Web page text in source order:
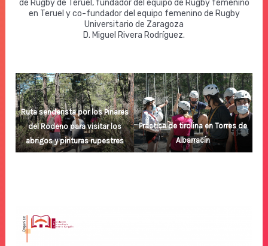
de Rugby de Teruel, fundador del equipo de Rugby femenino
en Teruel y co-fundador del equipo femenino de Rugby
Universitario de Zaragoza
D. Miguel Rivera Rodríguez.
Ruta senderista por los Pinares
del Rodeno para visitar los
abrigos y pinturas rupestres
Práctica de tirolina en Torres de
Albarracín